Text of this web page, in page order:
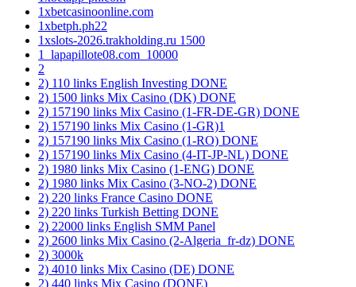
1xbetcasinoonline.com
1xbetph.ph22
1xslots-2026.trakholding.ru 1500
1_lapapillote08.com_10000
2
2) 110 links English Investing DONE
2) 1500 links Mix Casino (DK) DONE
2) 157190 links Mix Casino (1-FR-DE-GR) DONE
2) 157190 links Mix Casino (1-GR)1
2) 157190 links Mix Casino (1-RO) DONE
2) 157190 links Mix Casino (4-IT-JP-NL) DONE
2) 1980 links Mix Casino (1-ENG) DONE
2) 1980 links Mix Casino (3-NO-2) DONE
2) 220 links France Casino DONE
2) 220 links Turkish Betting DONE
2) 22000 links English SMM Panel
2) 2600 links Mix Casino (2-Algeria_fr-dz) DONE
2) 3000k
2) 4010 links Mix Casino (DE) DONE
2) 440 links Mix Casino (DONE)